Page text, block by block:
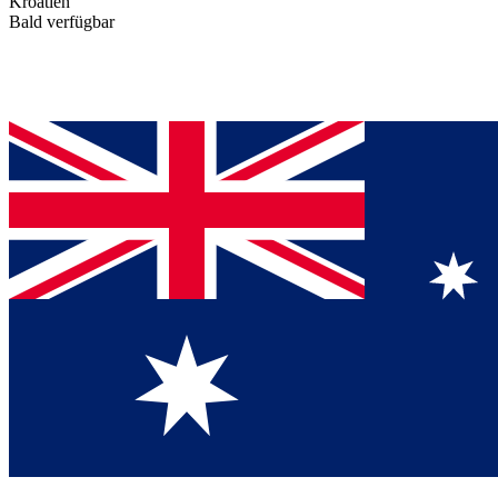
Bald verfügbar